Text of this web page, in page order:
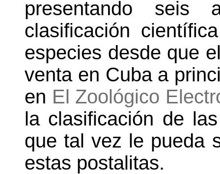
presentando seis
clasificación
especies desde que
venta en Cuba a
en El Zoológico
la clasificación de
que tal vez le pueda
estas postalitas.